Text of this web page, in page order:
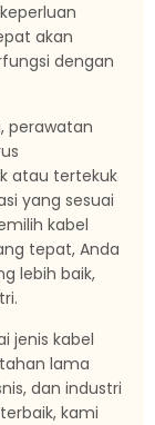
akan
dengan
perawatan
atau tertekuk
yang sesuai
kabel
tepat, Anda
lebih baik,
jenis kabel
lama
dan industri
kami